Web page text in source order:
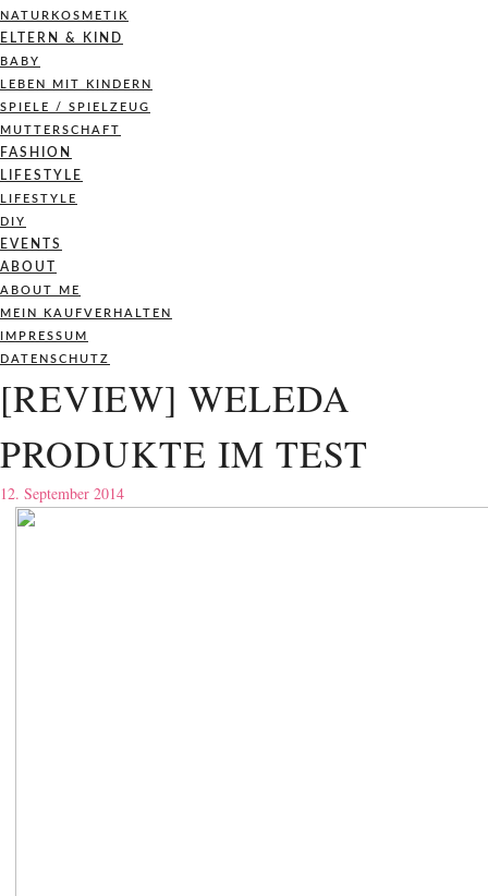
NATURKOSMETIK
ELTERN & KIND
BABY
LEBEN MIT KINDERN
SPIELE / SPIELZEUG
MUTTERSCHAFT
FASHION
LIFESTYLE
LIFESTYLE
DIY
EVENTS
ABOUT
ABOUT ME
MEIN KAUFVERHALTEN
IMPRESSUM
DATENSCHUTZ
[REVIEW] WELEDA
PRODUKTE IM TEST
12. September 2014